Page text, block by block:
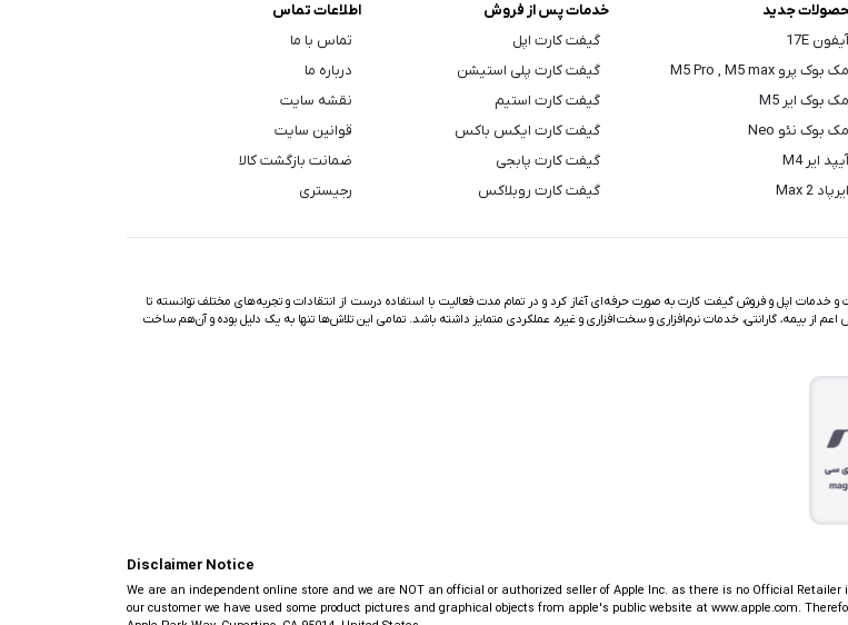
جدید
آیفون 17E
مک بوک پرو M5 Pro , M5 max
مک بوک ایر M5
مک بوک نئو Neo
آیپد ایر M4
ایرپاد Max 2
خدمات پس از فروش
گیفت کارت اپل
گیفت کارت پلی استیشن
گیفت کارت استیم
گیفت کارت ایکس باکس
گیفت کارت پابجی
گیفت کارت روبلاکس
اطلاعات تماس
تماس با ما
درباره ما
نقشه سایت
قوانین سایت
ضمانت بازگشت کالا
رجیستری
اپل و فروش گیفت کارت به صورت حرفه‌ای آغاز کرد و در تمام مدت فعالیت با استفاده درست از انتقادات و تجربه‌های مختلف توانسته تا
از بیمه، گارانتی، خدمات نرم‌افزاری و سخت‌افزاری و غیره، عملکردی متمایز داشته باشد. تمامی این تلاش‌ها تنها به یک دلیل بوده و آن‌هم ساخت
Disclaimer Notice
We are an independent online store and we are NOT an official or authorized seller of Apple Inc. as there is no Official
our customer we have used some product pictures and graphical objects from apple's public website at www.apple.com.